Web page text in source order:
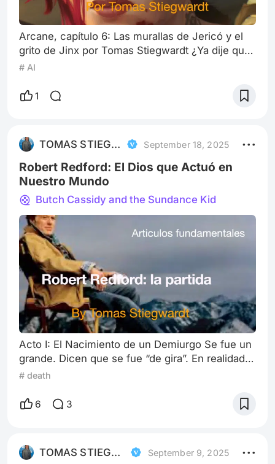
Arcane, capítulo 6: Las murallas de Jericó y el
grito de Jinx por Tomas Stiegwardt ¿Ya dije que
me enloquece Arcane? Sí y no me importa. Voy
capítulo, es una emboscada, una maldita trampa
una explosión en el corazón de la narración. Lo
que ocurre aquí no se puede
# AI
1
TOMAS STIEGWARDT September 18, 2025
Robert Redford: El Dios que Actuó en
Nuestro Mundo
Butch Cassidy and the Sundance Kid
Acto I: El Nacimiento de un Demiurgo Se fue un
grande. Dicen que se fue “de gira”. En realidad
es una bella metáfora que usan los actores para
sea una realidad. En el principio hace poco más
mortales… Robert Redford nació en Santa
Mónica (LA) en 1936, un tipo aparentemente
# death
6 3
TOMAS STIEGWARDT September 9, 2025